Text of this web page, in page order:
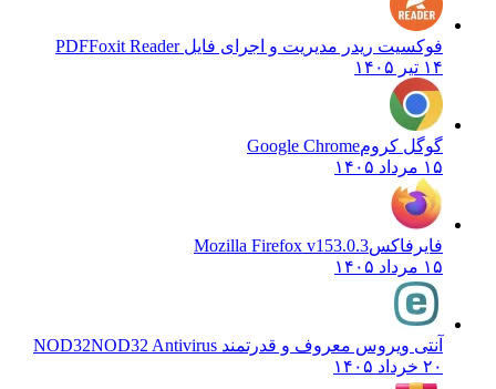
فوکسیت ریدر مدیریت و اجرای فایل PDFFoxit Reader
۱۴ تیر ۱۴۰۵
گوگل کرومGoogle Chrome
۱۵ مرداد ۱۴۰۵
فایرفاکسMozilla Firefox v153.0.3
۱۵ مرداد ۱۴۰۵
آنتی ویروس معروف و قدرتمند NOD32 NOD32 Antivirus
۲۰ خرداد ۱۴۰۵